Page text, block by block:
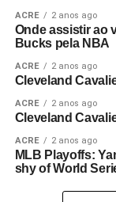
ACRE 2 anos ago
Onde assistir ao
Bucks pela NBA
ACRE 2 anos ago
Cleveland
ACRE 2 anos ago
Cleveland
ACRE 2 anos ago
MLB Playoffs:
shy of World